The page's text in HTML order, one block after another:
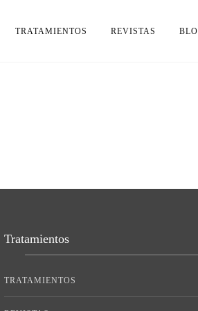
TRATAMIENTOS REVISTAS
Tratamientos
TRATAMIENTOS